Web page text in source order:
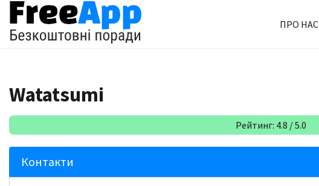
Перейти
до
вмісту
ПРО НАС
Watatsumi
Рейтинг: 4.8 / 5.0
Контакти